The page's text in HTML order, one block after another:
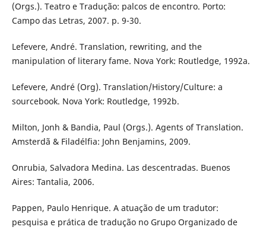
(Orgs.). Teatro e Tradução: palcos de encontro. Porto:
Campo das Letras, 2007. p. 9-30.
Lefevere, André. Translation, rewriting, and the
manipulation of literary fame. Nova York: Routledge, 1992a.
Lefevere, André (Org). Translation/History/Culture: a
sourcebook. Nova York: Routledge, 1992b.
Milton, Jonh & Bandia, Paul (Orgs.). Agents of Translation.
Amsterdã & Filadélfia: John Benjamins, 2009.
Onrubia, Salvadora Medina. Las descentradas. Buenos
Aires: Tantalia, 2006.
Pappen, Paulo Henrique. A atuação de um tradutor:
pesquisa e prática de tradução no Grupo Organizado de